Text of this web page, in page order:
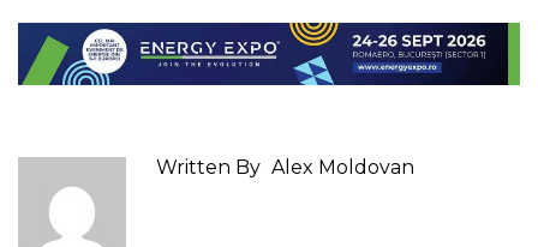
Written By Alex Moldovan